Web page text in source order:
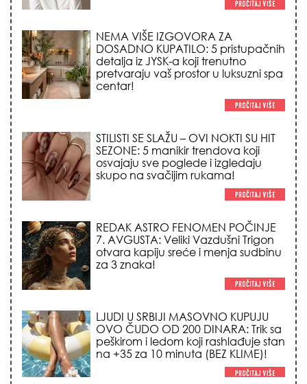
NEMA VIŠE IZGOVORA ZA
DOSADNO KUPATILO: 5 pristupačnih
detalja iz JYSK-a koji trenutno
pretvaraju vaš prostor u luksuzni spa
centar!
STILISTI SE SLAŽU – OVI NOKTI SU HIT
SEZONE: 5 manikir trendova koji
osvajaju sve poglede i izgledaju
skupo na svačijim rukama!
REDAK ASTRO FENOMEN POČINJE
7. AVGUSTA: Veliki Vazdušni Trigon
otvara kapiju sreće i menja sudbinu
za 3 znaka!
LJUDI U SRBIJI MASOVNO KUPUJU
OVO ČUDO OD 200 DINARA: Trik sa
peškirom i ledom koji rashlađuje stan
na +35 za 10 minuta (BEZ KLIME)!